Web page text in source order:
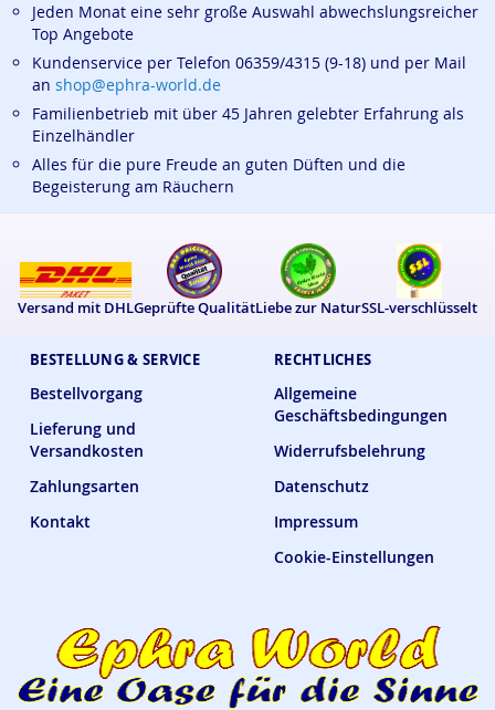
BESTELLUNG & SERVICE
Bestellvorgang
Lieferung und
Versandkosten
Zahlungsarten
Kontakt
RECHTLICHES
Allgemeine
Geschäftsbedingungen
Widerrufsbelehrung
Datenschutz
Impressum
Cookie-Einstellungen
Jeden Monat eine sehr große Auswahl abwechslungsreicher
Top Angebote
Kundenservice per Telefon 06359/4315 (9-18) und per Mail
an shop@ephra-world.de
Familienbetrieb mit über 45 Jahren gelebter Erfahrung als
Einzelhändler
Alles für die pure Freude an guten Düften und die
Begeisterung am Räuchern
Versand mit DHLGeprüfte QualitätLiebe zur NaturSSL-verschlüsselt